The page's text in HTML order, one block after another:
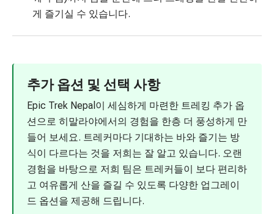
게 즐기실 수 있습니다.
추가 옵션 및 선택 사항
Epic Trek Nepal이 세심하게 마련한 트레킹 추가 옵
션으로 히말라야에서의 경험을 한층 더 풍성하게 만
들어 보세요. 트레커마다 기대하는 바와 즐기는 방
식이 다르다는 것을 저희는 잘 알고 있습니다. 오랜
경험을 바탕으로 저희 팀은 트레커들이 보다 편리하
고 여유롭게 산을 즐길 수 있도록 다양한 업그레이
드 옵션을 제공해 드립니다.